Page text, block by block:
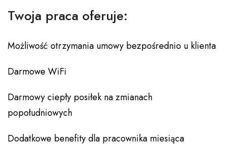
Twoja praca oferuje:
Możliwość otrzymania umowy bezpośrednio u klienta
Darmowe WiFi
Darmowy ciepły posiłek na zmianach
popołudniowych
Dodatkowe benefity dla pracownika miesiąca